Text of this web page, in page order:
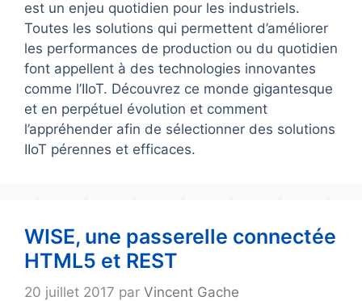
est un enjeu quotidien pour les industriels.
Toutes les solutions qui permettent d’améliorer
les performances de production ou du quotidien
font appellent à des technologies innovantes
comme l’IIoT. Découvrez ce monde gigantesque
et en perpétuel évolution et comment
l’appréhender afin de sélectionner des solutions
IIoT pérennes et efficaces.
WISE, une passerelle connectée
HTML5 et REST
20 juillet 2017 par Vincent Gache